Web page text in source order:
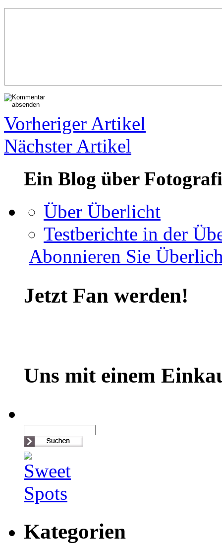
Vorheriger Artikel
Nächster Artikel
Ein Blog über
Über Überlicht
Testberichte in der
Abonnieren Sie
Jetzt Fan werden!
Uns mit einem
Kategorien